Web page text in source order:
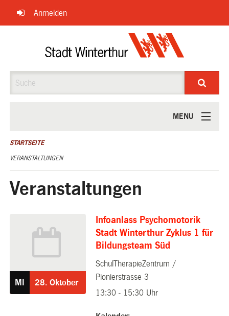
Navigation
überspringen
Anmelden
MENU
ÜBER UNS
STARTSEITE
VERANSTALTUNGEN
Veranstaltungen
MI 28. Oktober
Infoanlass Psychomotorik
Stadt Winterthur Zyklus 1 für
Bildungsteam Süd
SchulTherapieZentrum /
Pionierstrasse 3
13:30 - 15:30 Uhr